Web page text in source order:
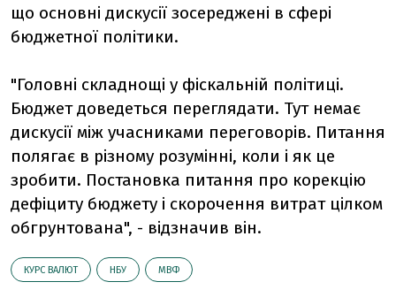
що основні дискусії зосереджені в сфері
бюджетної політики.
"Головні складнощі у фіскальній політиці.
Бюджет доведеться переглядати. Тут немає
дискусії між учасниками переговорів. Питання
полягає в різному розумінні, коли і як це
зробити. Постановка питання про корекцію
дефіциту бюджету і скорочення витрат цілком
обгрунтована", - відзначив він.
КУРС ВАЛЮТ НБУ МВФ